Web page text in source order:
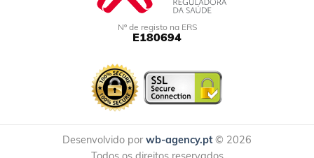
Nº de registo na ERS
E180694
Desenvolvido por wb-agency.pt© 2026